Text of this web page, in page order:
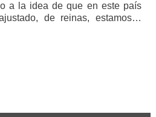
a la idea de que en este país
de reinas, estamos…